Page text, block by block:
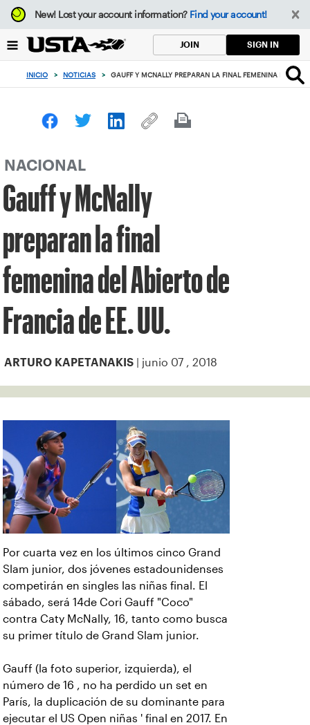
Enfoque
desde
botón
volver
principio
New!Lost your account information? Find your account!
JOIN SIGN IN
INICIO > NOTICIAS > GAUFF Y MCNALLY PREPARAN LA FINAL FEMENINA DEL
NACIONAL
Gauff y McNally
preparan la final
femenina del Abierto de
Francia de EE. UU.
ARTURO KAPETANAKIS | junio 07 , 2018
Por cuarta vez en los últimos cinco Grand
Slam junior, dos jóvenes estadounidenses
competirán en singles las niñas final. El
sábado, será 14de Cori Gauff "Coco"
contra Caty McNally, 16, tanto como busca
su primer título de Grand Slam junior.
Gauff (la foto superior, izquierda), el
número de 16 , no ha perdido un set en
París, la duplicación de su dominante para
ejecutar el US Open niñas ' final en 2017. En